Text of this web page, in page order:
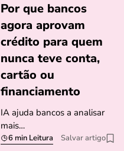
Por que bancos
agora aprovam
crédito para quem
nunca teve conta,
cartão ou
financiamento
IA ajuda bancos a analisar
mais…
6 min Leitura Salvar artigo